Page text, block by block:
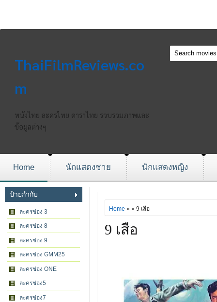
ThaiFilmReviews.co
m
หนังไทย ละครไทย ดาราไทย รวบรวมภาพและ
ข้อมูลต่างๆ
Home นักแสดงชาย นักแสดงหญิง
ป้ายกำกับ
ละครช่อง 3
ละครช่อง 8
ละครช่อง 9
ละครช่อง GMM25
ละครช่อง ONE
ละครช่อง5
ละครช่อง7
Home » » 9 เสือ
9 เสือ